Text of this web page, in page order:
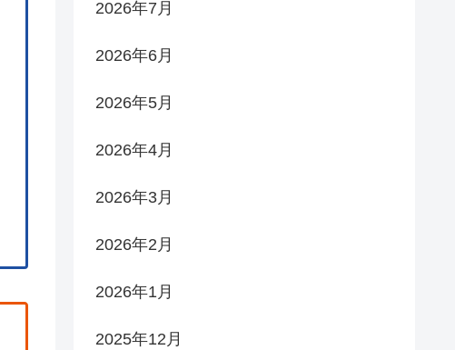
2026年7月
2026年6月
2026年5月
2026年4月
2026年3月
2026年2月
2026年1月
2025年12月